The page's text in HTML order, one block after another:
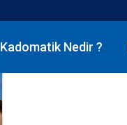
Kadomatik Nedir ?